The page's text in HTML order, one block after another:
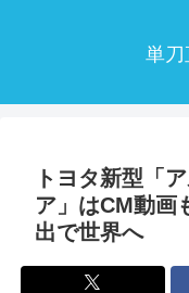
単刀
トヨタ新型「
ア」はCM動画
出で世界へ